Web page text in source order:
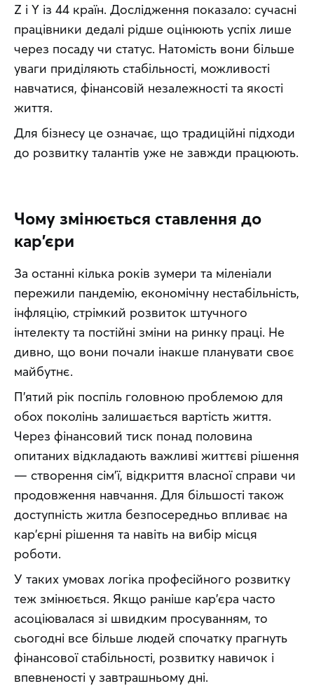
Z і Y із 44 країн. Дослідження показало: сучасні
працівники дедалі рідше оцінюють успіх лише
через посаду чи статус. Натомість вони більше
уваги приділяють стабільності, можливості
навчатися, фінансовій незалежності та якості
життя.
Для бізнесу це означає, що традиційні підходи
до розвитку талантів уже не завжди працюють.
Чому змінюється ставлення до
кар'єри
За останні кілька років зумери та міленіали
пережили пандемію, економічну нестабільність,
інфляцію, стрімкий розвиток штучного
інтелекту та постійні зміни на ринку праці. Не
дивно, що вони почали інакше планувати своє
майбутнє.
П'ятий рік поспіль головною проблемою для
обох поколінь залишається вартість життя.
Через фінансовий тиск понад половина
опитаних відкладають важливі життєві рішення
— створення сім'ї, відкриття власної справи чи
продовження навчання. Для більшості також
доступність житла безпосередньо впливає на
кар'єрні рішення та навіть на вибір місця
роботи.
У таких умовах логіка професійного розвитку
теж змінюється. Якщо раніше кар'єра часто
асоціювалася зі швидким просуванням, то
сьогодні все більше людей спочатку прагнуть
фінансової стабільності, розвитку навичок і
впевненості у завтрашньому дні.